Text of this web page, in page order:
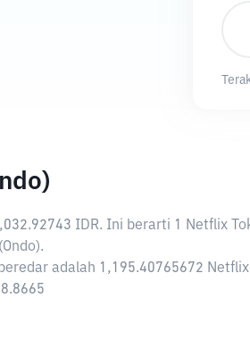
IDR. Ini berarti 1 Netflix
adalah 1,195.40765672